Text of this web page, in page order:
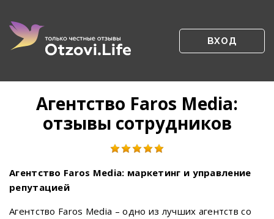
ВХОД
Агентство Faros Media:
отзывы сотрудников
Агентство Faros Media: маркетинг и управление
репутацией
Агентство Faros Media – одно из лучших агентств со